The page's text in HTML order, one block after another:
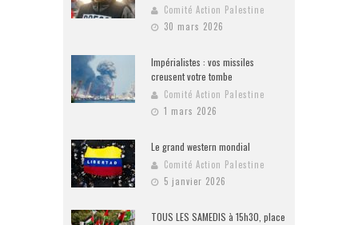
Comité Action Palestine
30 mars 2026
Impérialistes : vos missiles
creusent votre tombe
Comité Action Palestine
1 mars 2026
Le grand western mondial
Comité Action Palestine
5 janvier 2026
TOUS LES SAMEDIS à 15h30, place